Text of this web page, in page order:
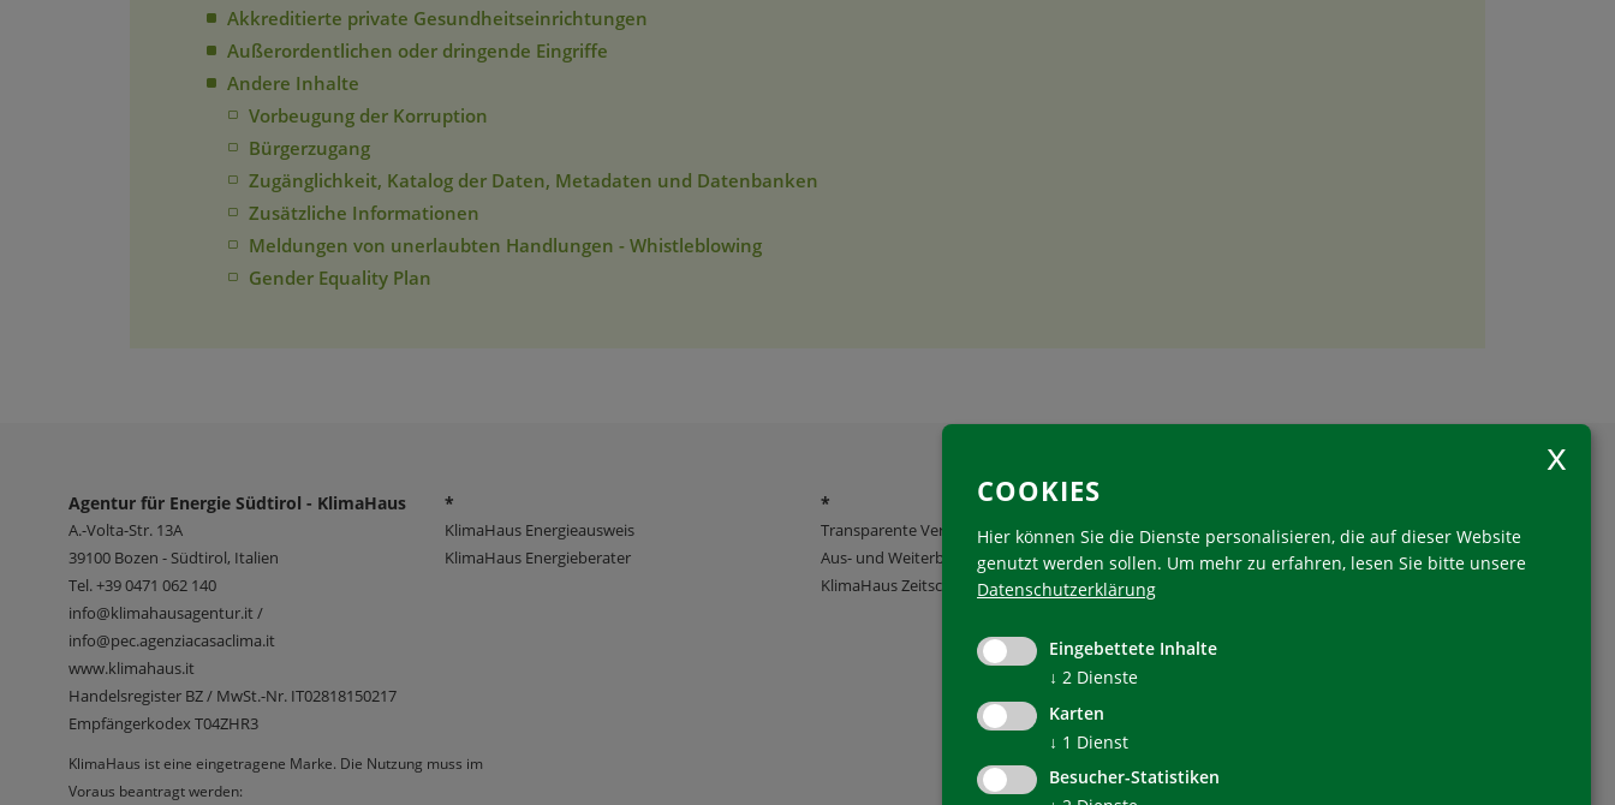
Akkreditierte private Gesundheitseinrichtungen
Außerordentlichen oder dringende Eingriffe
Andere Inhalte
Vorbeugung der Korruption
Bürgerzugang
Zugänglichkeit, Katalog der Daten, Metadaten und Datenbanken
Zusätzliche Informationen
Meldungen von unerlaubten Handlungen - Whistleblowing
Gender Equality Plan
Agentur für Energie Südtirol - KlimaHaus
A.-Volta-Str. 13A
39100 Bozen - Südtirol, Italien
Tel.+39 0471 062 140
info@klimahausagentur.it /
info@pec.agenziacasaclima.it
www.klimahaus.it
Handelsregister BZ / MwSt.-Nr. IT02818150217
Empfängerkodex T04ZHR3
*
KlimaHaus Energieausweis
KlimaHaus Energieberater
*
Transparente Verwaltung
Aus- und Weiterbildung
KlimaHaus Zeitschriften
KlimaHaus ist eine eingetragene Marke. Die Nutzung muss im
Voraus beantragt werden:
COOKIES
Hier können Sie die Dienste personalisieren, die auf dieser Website
genutzt werden sollen. Um mehr zu erfahren, lesen Sie bitte unsere
Datenschutzerklärung
Eingebettete Inhalte
↓ 2 Dienste
Karten
↓ 1 Dienst
Besucher-Statistiken